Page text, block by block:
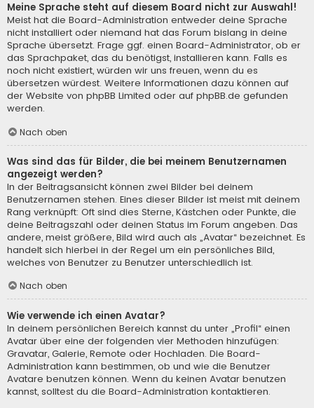
Meine Sprache steht auf diesem Board nicht zur Auswahl!
Meist hat die Board-Administration entweder deine Sprache
nicht installiert oder niemand hat das Forum bislang in deine
Sprache übersetzt. Frage ggf. einen Board-Administrator, ob er
das Sprachpaket, das du benötigst, installieren kann. Falls es
noch nicht existiert, würden wir uns freuen, wenn du es
übersetzen würdest. Weitere Informationen dazu können auf
der Website von phpBB Limited oder auf phpBB.de gefunden
werden.
Nach oben
Was sind das für Bilder, die bei meinem Benutzernamen
angezeigt werden?
In der Beitragsansicht können zwei Bilder bei deinem
Benutzernamen stehen. Eines dieser Bilder ist meist mit deinem
Rang verknüpft: Oft sind dies Sterne, Kästchen oder Punkte, die
deine Beitragszahl oder deinen Status im Forum angeben. Das
andere, meist größere, Bild wird auch als „Avatar“ bezeichnet. Es
handelt sich hierbei in der Regel um ein persönliches Bild,
welches von Benutzer zu Benutzer unterschiedlich ist.
Nach oben
Wie verwende ich einen Avatar?
In deinem persönlichen Bereich kannst du unter „Profil“ einen
Avatar über eine der folgenden vier Methoden hinzufügen:
Gravatar, Galerie, Remote oder Hochladen. Die Board-
Administration kann bestimmen, ob und wie die Benutzer
Avatare benutzen können. Wenn du keinen Avatar benutzen
kannst, solltest du die Board-Administration kontaktieren.